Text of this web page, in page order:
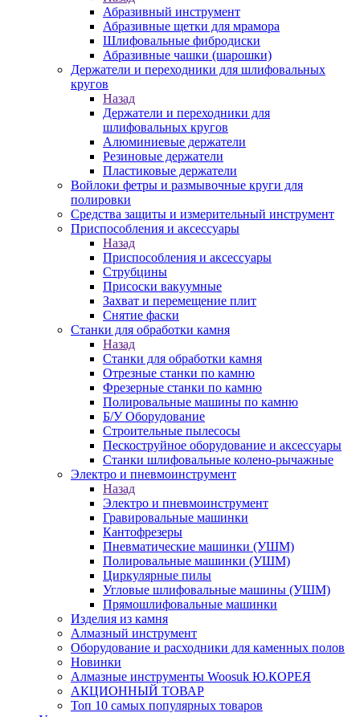
Абразивный инструмент
Абразивные щетки для мрамора
Шлифовальные фибродиски
Абразивные чашки (шарошки)
Держатели и переходники для шлифовальных
кругов
Назад
Держатели и переходники для
шлифовальных кругов
Алюминиевые держатели
Резиновые держатели
Пластиковые держатели
Войлоки фетры и размывочные круги для
полировки
Средства защиты и измерительный инструмент
Приспособления и аксессуары
Назад
Приспособления и аксессуары
Струбцины
Присоски вакуумные
Захват и перемещение плит
Снятие фаски
Станки для обработки камня
Назад
Станки для обработки камня
Отрезные станки по камню
Фрезерные станки по камню
Полировальные машины по камню
Б/У Оборудование
Строительные пылесосы
Пескоструйное оборудование и аксессуары
Станки шлифовальные колено-рычажные
Электро и пневмоинструмент
Назад
Электро и пневмоинструмент
Гравировальные машинки
Кантофрезеры
Пневматические машинки (УШМ)
Полировальные машинки (УШМ)
Циркулярные пилы
Угловые шлифовальные машины (УШМ)
Прямошлифовальные машинки
Изделия из камня
Алмазный инструмент
Оборудование и расходники для каменных полов
Новинки
Алмазные инструменты Woosuk Ю.КОРЕЯ
АКЦИОННЫЙ ТОВАР
Топ 10 самых популярных товаров